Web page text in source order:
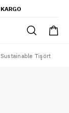
Tişört